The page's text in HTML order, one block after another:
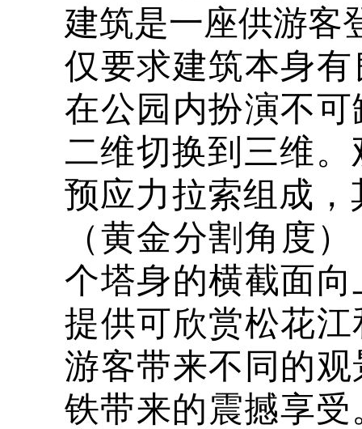
建筑是一座供游客
仅要求建筑本身
在公园内扮演不
二维切换到三维
预应力拉索组成，
（黄金分割角度
个塔身的横截面
提供可欣赏松花
游客带来不同的
铁带来的震撼享